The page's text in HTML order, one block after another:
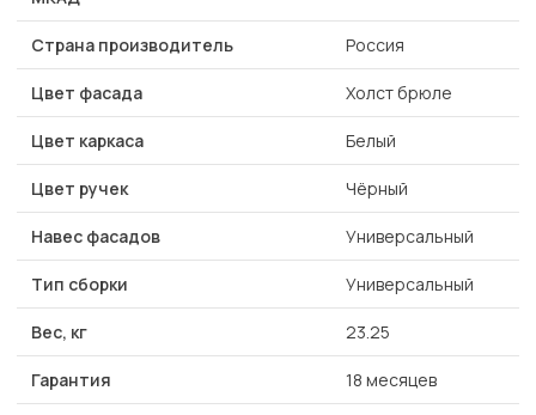
Страна производитель Россия
Цвет фасада Холст брюле
Цвет каркаса Белый
Цвет ручек Чёрный
Навес фасадов Универсальный
Тип сборки Универсальный
Вес, кг 23.25
Гарантия 18 месяцев